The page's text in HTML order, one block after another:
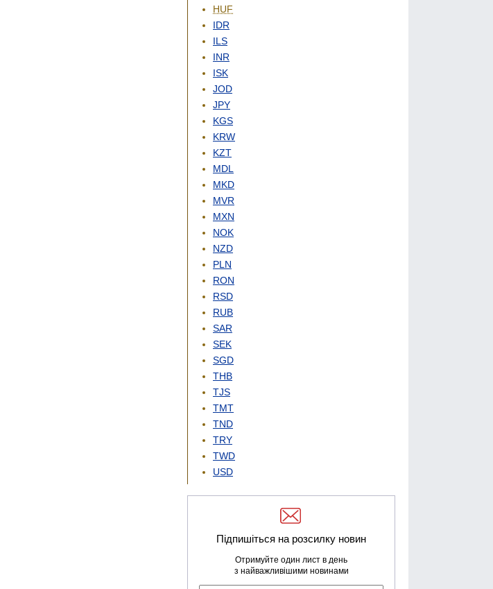
HUF
IDR
ILS
INR
ISK
JOD
JPY
KGS
KRW
KZT
MDL
MKD
MVR
MXN
NOK
NZD
PLN
RON
RSD
RUB
SAR
SEK
SGD
THB
TJS
TMT
TND
TRY
TWD
USD
Підпишіться на розсилку новин
Отримуйте один лист в день
з найважливішими новинами